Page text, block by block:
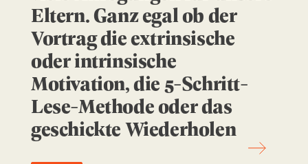
Eltern. Ganz egal ob der
Vortrag die extrinsische
oder intrinsische
Motivation, die 5-Schritt-
Lese-Methode oder das
geschickte Wiederholen
anspricht, finde ich meine